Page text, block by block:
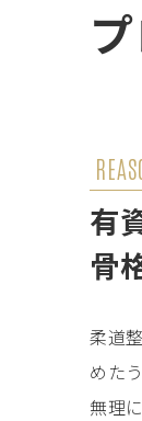
有
骨
柔道
めた
無理